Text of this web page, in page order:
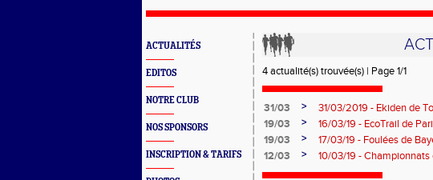
ACTUALITÉS
EDITOS
NOTRE CLUB
NOS SPONSORS
INSCRIPTION & TARIFS
4 actualité(s) trouvée(s) | Page 1/1
31/03 >
31/03/2019 - Ekiden de
19/03
>
16/03/19 - EcoTrail de
19/03
>
17/03/19 - Foulées de
12/03
> 10/03/19 -